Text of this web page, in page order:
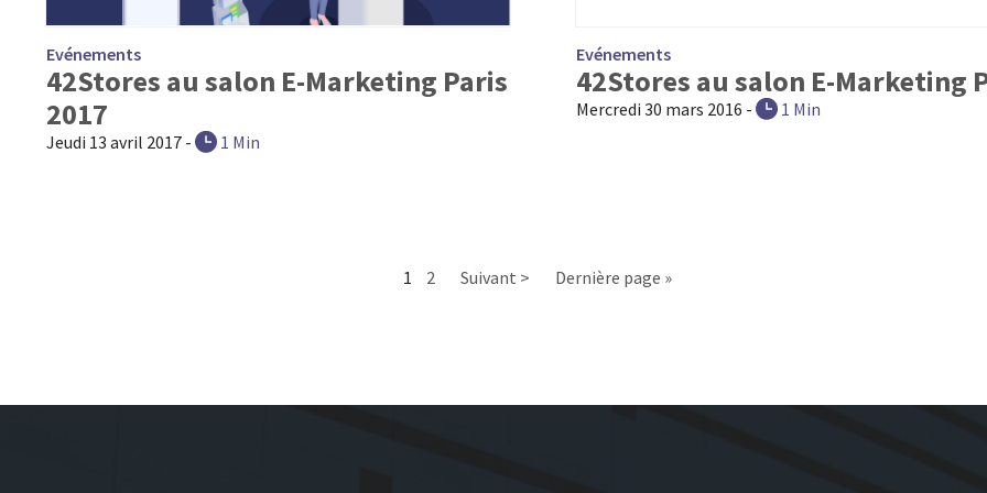
Evénements
42Stores au salon E-Marketing Paris
2017
Jeudi 13 avril 2017 - 1 Min
Evénements
42Stores au salon E-Marketing
Mercredi 30 mars 2016 - 1 Min
1 2 Suivant > Dernière page »